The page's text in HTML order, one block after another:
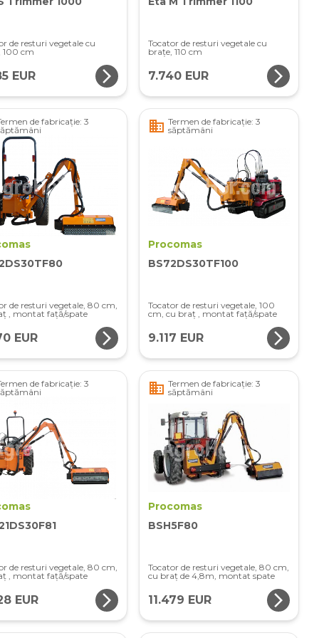
de resturi vegetale cu
100 cm
EUR arrow_forward_ios
Tocator de resturi vegetale cu
brațe, 110 cm
7.740 EUR arrow_forward_ios
de fabricație: 3
de resturi vegetale, 80 cm,
, montat față/spate
EUR arrow_forward_ios
business Termen de fabricație: 3
săptămâni
Procomas
BS72DS30TF100
Tocator de resturi vegetale, 100
cm, cu braț , montat față/spate
9.117 EUR arrow_forward_ios
de fabricație: 3
de resturi vegetale, 80 cm,
, montat față/spate
EUR arrow_forward_ios
business Termen de fabricație: 3
săptămâni
Procomas
BSH5F80
Tocator de resturi vegetale, 80 cm,
cu braț de 4,8m, montat spate
11.479 EUR arrow_forward_ios